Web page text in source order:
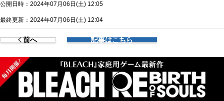
公開日時：2024年07月06日(土) 12:05
最終更新：2024年07月06日(土) 12:04
前へ 記事はこちら